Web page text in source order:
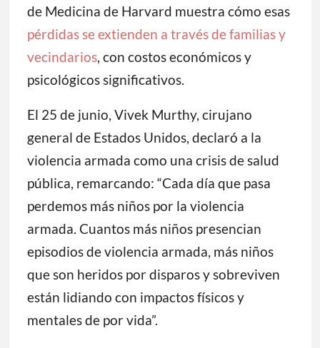
de Medicina de Harvard muestra cómo esas
pérdidas se extienden a través de familias y
vecindarios, con costos económicos y
psicológicos significativos.
El 25 de junio, Vivek Murthy, cirujano
general de Estados Unidos, declaró a la
violencia armada como una crisis de salud
pública, remarcando: “Cada día que pasa
perdemos más niños por la violencia
armada. Cuantos más niños presencian
episodios de violencia armada, más niños
que son heridos por disparos y sobreviven
están lidiando con impactos físicos y
mentales de por vida”.